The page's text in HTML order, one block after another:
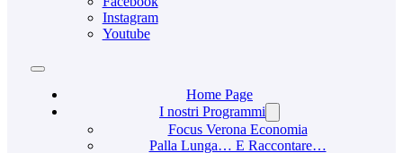
Instagram
Youtube
Home Page
I nostri Programmi
Focus Verona Economia
Palla Lunga… E Raccontare…